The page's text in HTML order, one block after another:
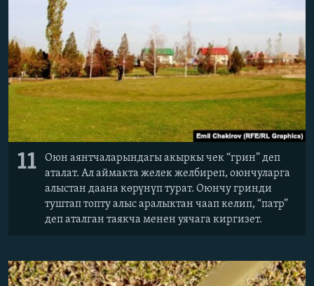
11
Оюн аянтчаларындагы акыркы чек “грин” деп
аталат. Ал аймакта желек желбиреп, оюнчуларга
алыстан даана көрүнүп турат. Оюнчу гринди
туштап топту алыс аралыктан чаап келип, “патр”
деп аталган таякча менен уячага киргизет.